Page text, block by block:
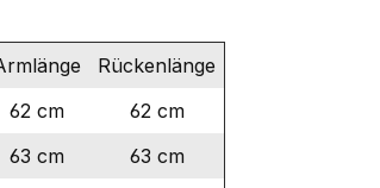
Rückenlänge
62 cm
62 cm
63 cm
63 cm